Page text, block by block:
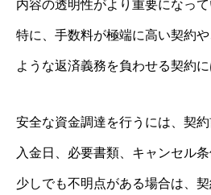
内容の透明性がより重要になって
特に、手数料が極端に高い契約
ような返済義務を負わせる契約に
安全な資金調達を行うには、契約
入金日、必要書類、キャンセル条
少しでも不明点がある場合は、